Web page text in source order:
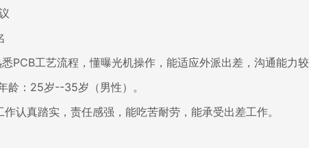
悉PCB工艺流程，懂曝光机操作，能适应外派出差，沟通能力
岁--35岁（男性）。
实，责任感强，能吃苦耐劳，能承受出差工作。